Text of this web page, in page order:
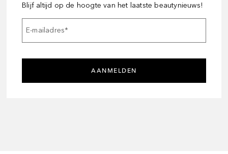
Blijf altijd op de hoogte van het laatste beautynieuws!
E-mailadres*
AANMELDEN